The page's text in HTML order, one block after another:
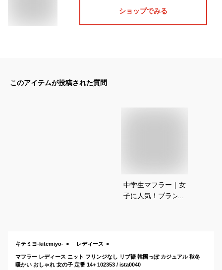
ショップでみる
このアイテムが投稿された質問
中学生マフラー｜女
子に人気！ブランド
キテミヨ-kitemiyo- レディース
マフラー レディース ニット フリンジなし リブ裾 韓国っぽ カジュアル 秋冬
暖かい おしゃれ 女の子 定番 14+ 102353 / ista0040